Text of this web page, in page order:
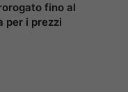
fino al
per i prezzi